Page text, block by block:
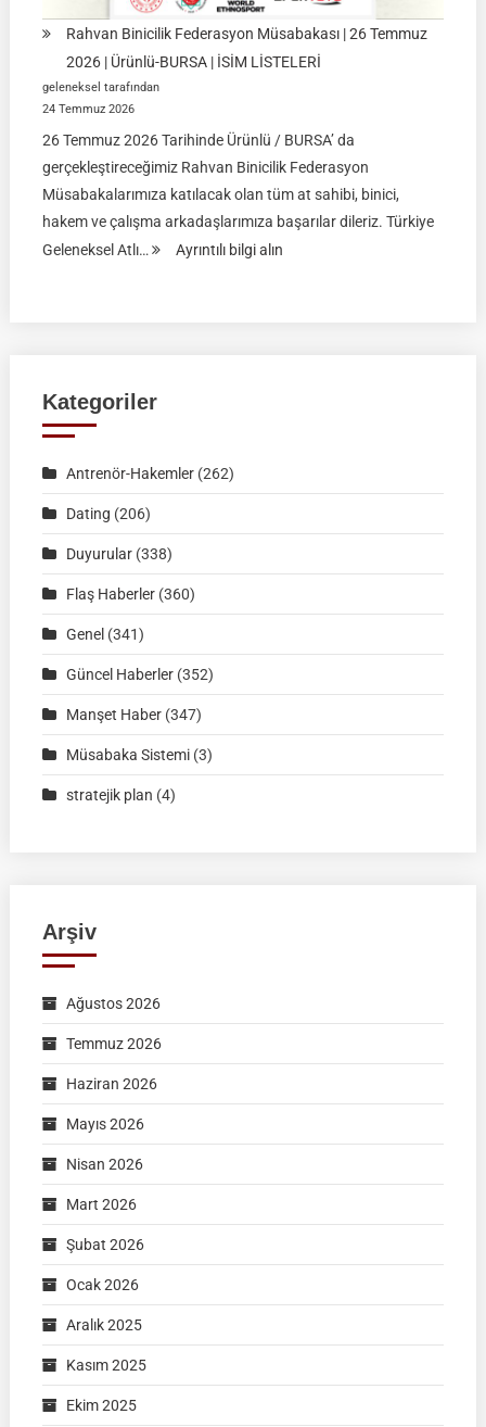
Rahvan Binicilik Federasyon Müsabakası | 26 Temmuz
2026 | Ürünlü-BURSA | İSİM LİSTELERİ
geleneksel tarafından
24 Temmuz 2026
26 Temmuz 2026 Tarihinde Ürünlü / BURSA’ da
gerçekleştireceğimiz Rahvan Binicilik Federasyon
Müsabakalarımıza katılacak olan tüm at sahibi, binici,
hakem ve çalışma arkadaşlarımıza başarılar dileriz. Türkiye
Geleneksel Atlı…
Ayrıntılı bilgi alın:
Ürünlü-
İSİM
Kategoriler
Antrenör-Hakemler(262)
Dating (206)
Duyurular(338)
Flaş Haberler(360)
Genel (341)
Güncel Haberler(352)
Manşet Haber(347)
Müsabaka Sistemi(3)
stratejik plan (4)
Arşiv
Ağustos 2026
Temmuz 2026
Haziran 2026
Mayıs 2026
Nisan 2026
Mart 2026
Şubat 2026
Ocak 2026
Aralık 2025
Kasım 2025
Ekim 2025